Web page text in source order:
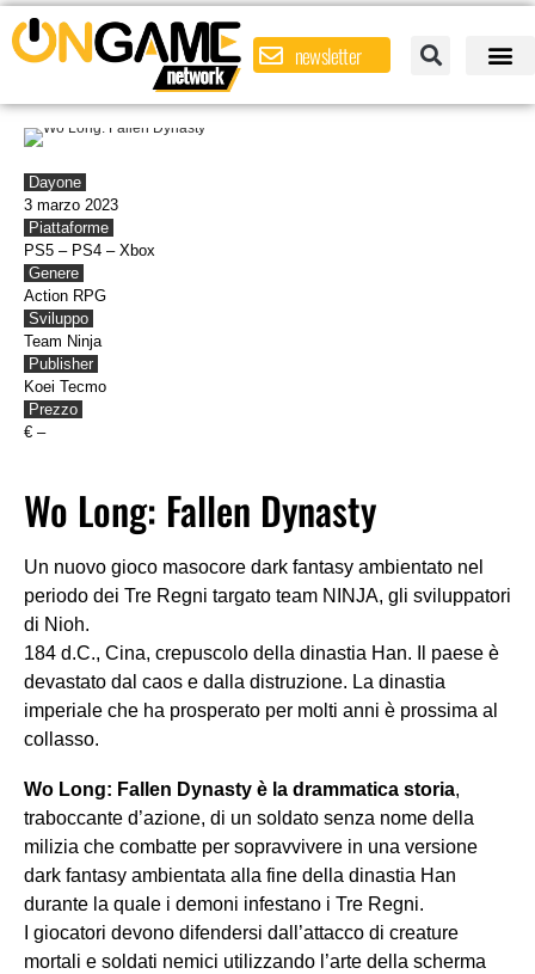
newsletter
Dayone
3 marzo 2023
Piattaforme
PS5 – PS4 – Xbox
Genere
Action RPG
Sviluppo
Team Ninja
Publisher
Koei Tecmo
Prezzo
€ –|
Wo Long: Fallen Dynasty
Un nuovo gioco masocore dark fantasy ambientato nel
periodo dei Tre Regni targato team NINJA, gli sviluppatori
di Nioh.
184 d.C., Cina, crepuscolo della dinastia Han. Il paese è
devastato dal caos e dalla distruzione. La dinastia
imperiale che ha prosperato per molti anni è prossima al
collasso.
Wo Long: Fallen Dynasty è la drammatica storia,
traboccante d’azione, di un soldato senza nome della
milizia che combatte per sopravvivere in una versione
dark fantasy ambientata alla fine della dinastia Han
durante la quale i demoni infestano i Tre Regni.
I giocatori devono difendersi dall’attacco di creature
mortali e soldati nemici utilizzando l’arte della scherma